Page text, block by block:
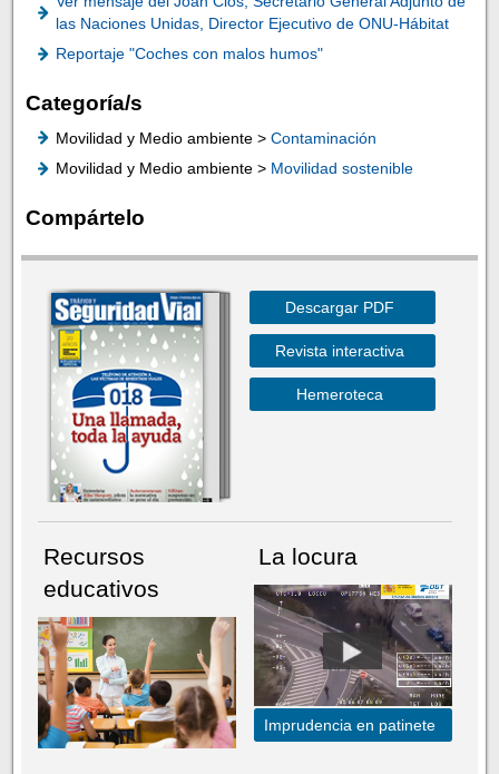
las Naciones Unidas, Director Ejecutivo de ONU-Hábitat
Reportaje "Coches con malos humos"
Categoría/s
Movilidad y Medio ambiente > Contaminación
Movilidad y Medio ambiente > Movilidad sostenible
Compártelo
Descargar PDF
Revista interactiva
Hemeroteca
Recursos
educativos
La locura
Imprudencia en patinete